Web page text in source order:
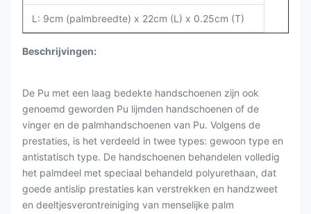
L: 9cm (palmbreedte) x 22cm (L) x 0.25cm (T)
Beschrijvingen:
De Pu met een laag bedekte handschoenen zijn ook
genoemd geworden Pu lijmden handschoenen of de
vinger en de palmhandschoenen van Pu. Volgens de
prestaties, is het verdeeld in twee types: gewoon type en
antistatisch type. De handschoenen behandelen volledig
het palmdeel met speciaal behandeld polyurethaan, dat
goede antislip prestaties kan verstrekken en handzweet
en deeltjesverontreiniging van menselijke palm